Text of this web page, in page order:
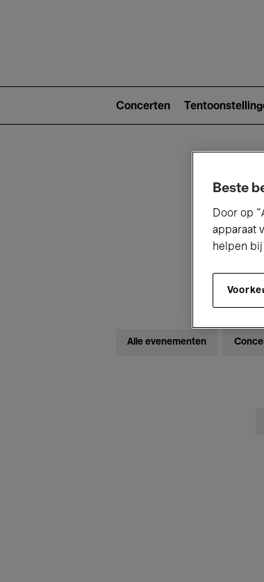
2)
Concerten
Alle evenementen
Beste
Door op
apparaat
helpen